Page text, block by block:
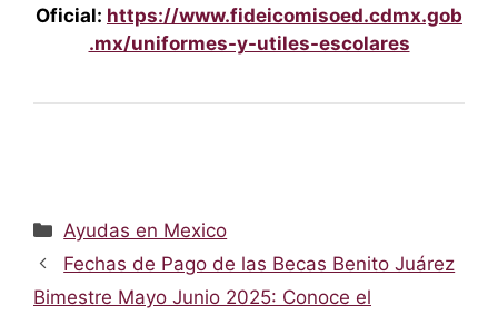
Oficial: https://www.fideicomisoed.cdmx.gob
.mx/uniformes-y-utiles-escolares
Categorías
Ayudas en Mexico
Fechas de Pago de las Becas Benito Juárez
Bimestre Mayo Junio 2025: Conoce el